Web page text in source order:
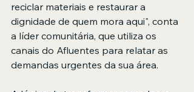
reciclar materiais e restaurar a
dignidade de quem mora aqui", conta
a líder comunitária, que utiliza os
canais do Afluentes para relatar as
demandas urgentes da sua área.